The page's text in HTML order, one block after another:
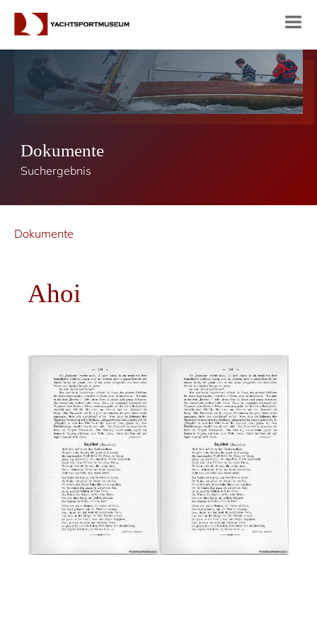
Dokumente
Suchergebnis
Dokumente
Ahoi